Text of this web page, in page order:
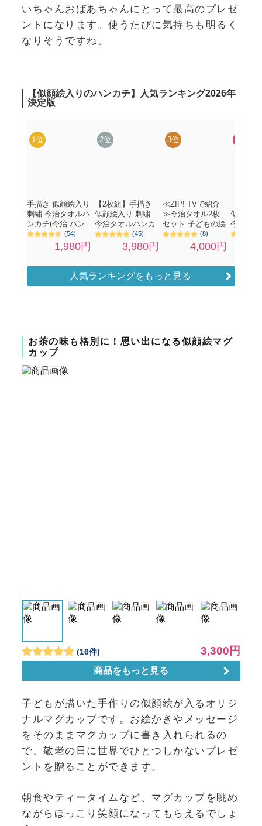
いちゃんおばあちゃんにとって最高のプレゼ
ントになります。使うたびに気持ちも明るく
なりそうですね。
人気ランキングをもっと見る
お茶の味も格別に！思い出になる似顔絵マグ
カップ
子どもが描いた手作りの似顔絵が入るオリジ
ナルマグカップです。お絵かきやメッセージ
をそのままマグカップに書き入れられるの
で、敬老の日に世界でひとつしかないプレゼ
ントを贈ることができます。
朝食やティータイムなど、マグカップを眺め
ながらほっこり笑顔になってもらえるでしょ